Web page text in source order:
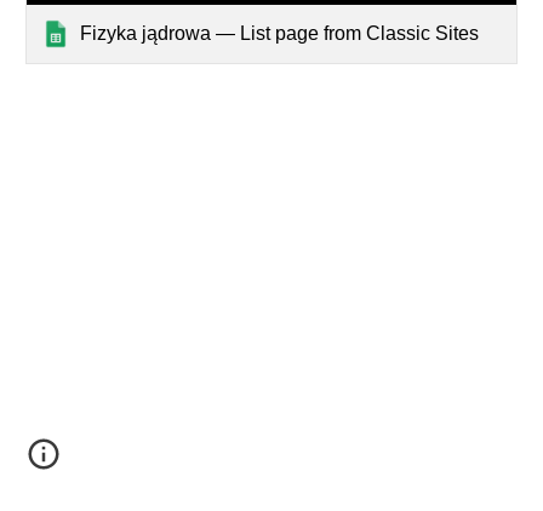
Fizyka jądrowa — List page from Classic Sites